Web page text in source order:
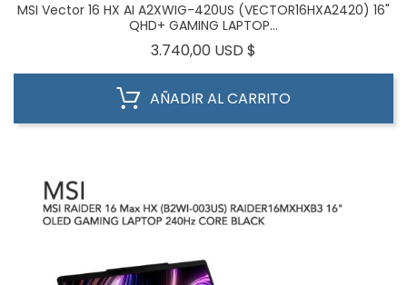
MSI Vector 16 HX AI A2XWIG-420US (VECTOR16HXA2420) 16"
QHD+ GAMING LAPTOP...
3.740,00 USD $
AÑADIR AL CARRITO